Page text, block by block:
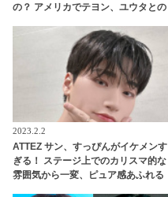
の？ アメリカでテヨン、ユウタとの
2023.2.2
ATTEZ サン、すっぴんがイケメンす
ぎる！ ステージ上でのカリスマ的な
雰囲気から一変、ピュア感あふれる